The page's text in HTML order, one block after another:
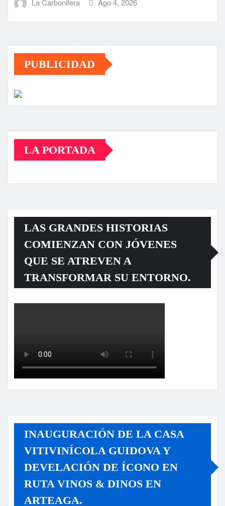
PUBLICIDAD
LA PORTADA
LAS GRANDES HISTORIAS
COMIENZAN CON JÓVENES
QUE SE ATREVEN A
TRANSFORMAR SU ENTORNO.
INAUGURACIÓN DE LA CASA
VITIVINÍCOLA GUIDOVA Y
DEVELACIÓN DE ÍCONO EN
RUTA VINOS & DINOS EN
ARTEAGA.